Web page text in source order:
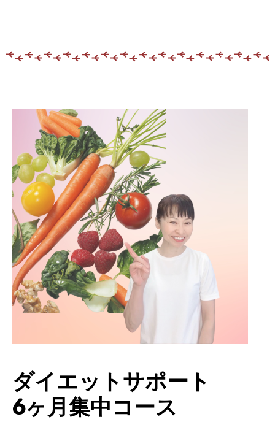
ダイエットサポート
6ヶ月集中コース